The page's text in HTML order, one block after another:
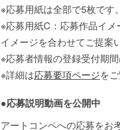
※応募用紙は全部で5枚です。
※応募用紙C：応募作品イ
イメージを合わせてご提案
※応募者情報の登録受付期
※詳細は応募要項ページを
●応募説明動画を公開中
アートコンペへの応募をお